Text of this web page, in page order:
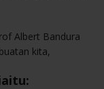
Albert Bandura
kita,